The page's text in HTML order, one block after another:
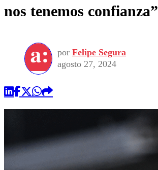
nos tenemos confianza”
por Felipe Segura
agosto 27, 2024